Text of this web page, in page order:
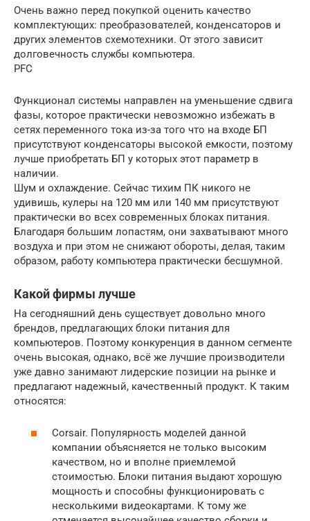
Очень важно перед покупкой оценить качество
комплектующих: преобразователей, конденсаторов и
других элементов схемотехники. От этого зависит
долговечность службы компьютера.
PFC
Функционал системы направлен на уменьшение сдвига
фазы, которое практически невозможно избежать в
сетях переменного тока из-за того что на входе БП
присутствуют конденсаторы высокой емкости, поэтому
лучше приобретать БП у которых этот параметр в
наличии.
Шум и охлаждение. Сейчас тихим ПК никого не
удивишь, кулеры на 120 мм или 140 мм присутствуют
практически во всех современных блоках питания.
Благодаря большим лопастям, они захватывают много
воздуха и при этом не снижают обороты, делая, таким
образом, работу компьютера практически бесшумной.
Какой фирмы лучше
На сегодняшний день существует довольно много
брендов, предлагающих блоки питания для
компьютеров. Поэтому конкуренция в данном сегменте
очень высокая, однако, всё же лучшие производители
уже давно занимают лидерские позиции на рынке и
предлагают надежный, качественный продукт. К таким
относятся:
Corsair. Популярность моделей данной
компании объясняется не только высоким
качеством, но и вполне приемлемой
стоимостью. Блоки питания выдают хорошую
мощность и способны функционировать с
несколькими видеокартами. К тому же